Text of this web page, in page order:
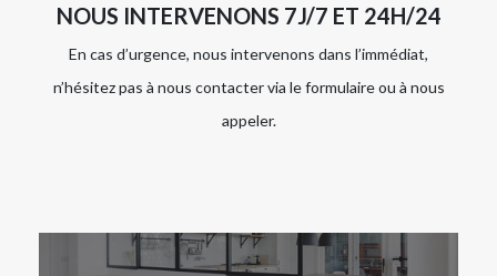
NOUS INTERVENONS 7J/7 ET 24H/24
En cas d’urgence, nous intervenons dans l’immédiat,
n’hésitez pas à nous contacter via le formulaire ou à nous
appeler.